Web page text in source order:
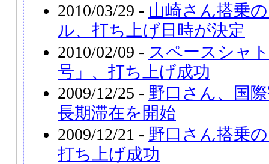
2010/03/29 - 山崎さん搭乗
ル、打ち上げ日時が決定
2010/02/09 - スペースシャ
号」、打ち上げ成功
2009/12/25 - 野口さん、国
長期滞在を開始
2009/12/21 - 野口さん搭乗
打ち上げ成功